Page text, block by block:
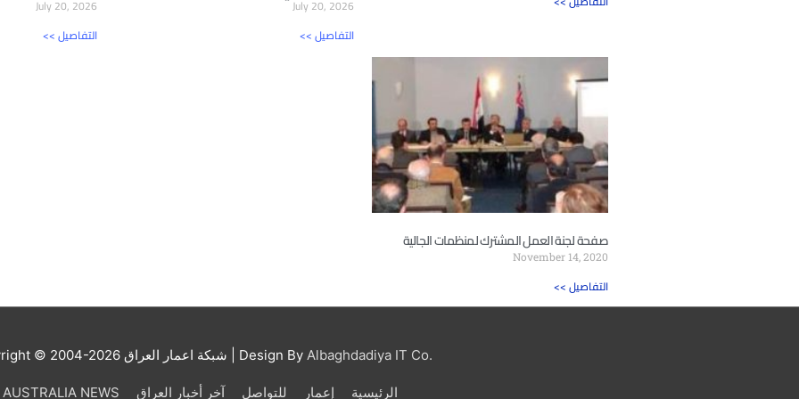
July 20, 2026
<< التفاصيل
July 20, 2026
<< التفاصيل
صفحة لجنة العمل المشترك لمنظمات الجالية
November 14, 2020
<< التفاصيل
© 2004-2026 شبكة اعمار العراق | Design By Albaghdadiya IT Co.
AUSTRALIA NEWS آخر أخبار العراق للتواصل إعمار الرئيسية